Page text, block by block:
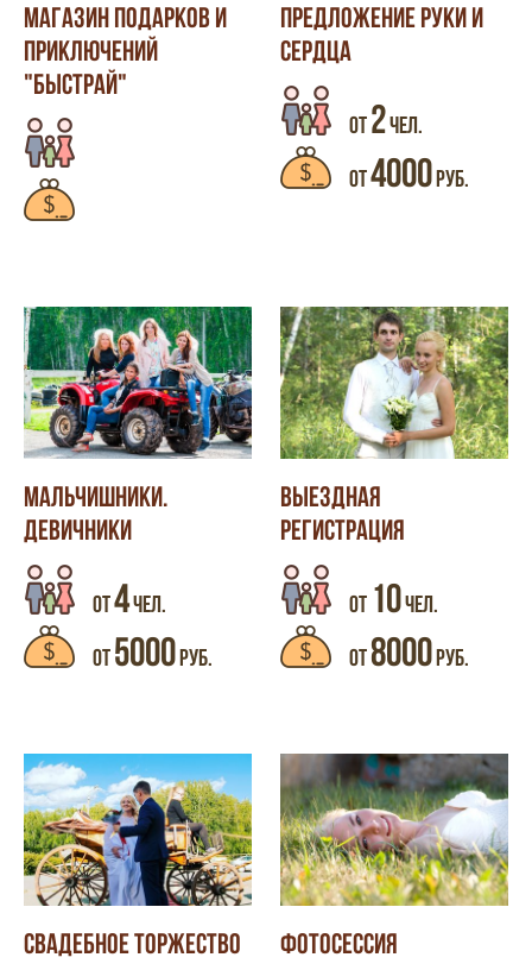
МАГАЗИН ПОДАРКОВ И
ПРИКЛЮЧЕНИЙ
"БЫСТРАЙ"
ПРЕДЛОЖЕНИЕ РУКИ И
СЕРДЦА
ОТ2ЧЕЛ.
ОТ4000РУБ.
МАЛЬЧИШНИКИ.
ДЕВИЧНИКИ
ОТ4ЧЕЛ.
ОТ5000РУБ.
ВЫЕЗДНАЯ
РЕГИСТРАЦИЯ
ОТ 10ЧЕЛ.
ОТ8000РУБ.
СВАДЕБНОЕ ТОРЖЕСТВО ФОТОСЕССИЯ